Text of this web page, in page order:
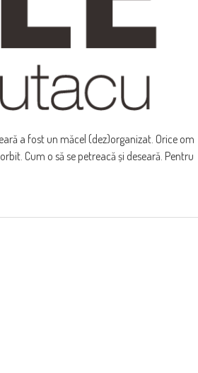
a fost un măcel (dez)organizat. Orice om
Cum o să se petreacă și deseară. Pentru